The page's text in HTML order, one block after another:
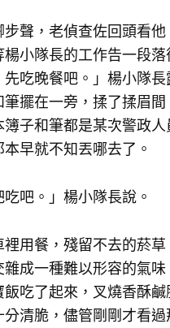
聲，老偵查佐回頭看他
小隊長的工作告一段
吃晚餐吧。」楊小隊
擺在一旁，揉了揉眉
子和筆都是某次警政
早就不知丟哪去了。
吧。」楊小隊長說。
餐，殘留不去的菸草
成一種難以形容的氣
吃了起來，叉燒香酥
清脆，儘管剛剛才看